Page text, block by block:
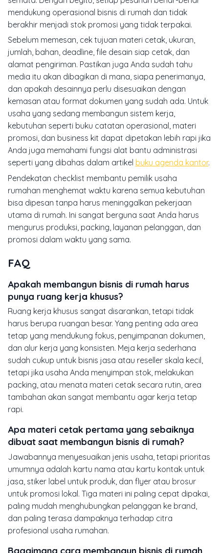
mendukung operasional bisnis di rumah dan tidak
berakhir menjadi stok promosi yang tidak terpakai.
Sebelum memesan, cek tujuan materi cetak, ukuran,
jumlah, bahan, deadline, file desain siap cetak, dan
alamat pengiriman. Pastikan juga Anda sudah tahu
media itu akan dibagikan di mana, siapa penerimanya,
dan apakah desainnya perlu disesuaikan dengan
kemasan atau format dokumen yang sudah ada. Untuk
usaha yang sedang membangun sistem kerja,
kebutuhan seperti buku catatan operasional, materi
promosi, dan business kit dapat dipetakan lebih rapi jika
Anda juga memahami fungsi alat bantu administrasi
seperti yang dibahas dalam artikel buku agenda kantor.
Pendekatan checklist membantu pemilik usaha
rumahan menghemat waktu karena semua kebutuhan
bisa dipesan tanpa harus meninggalkan pekerjaan
utama di rumah. Ini sangat berguna saat Anda harus
mengurus produksi, packing, layanan pelanggan, dan
promosi dalam waktu yang sama.
FAQ
Apakah membangun bisnis di rumah harus
punya ruang kerja khusus?
Ruang kerja khusus sangat disarankan, tetapi tidak
harus berupa ruangan besar. Yang penting ada area
tetap yang mendukung fokus, penyimpanan dokumen,
dan alur kerja yang konsisten. Meja kerja sederhana
sudah cukup untuk bisnis jasa atau reseller skala kecil,
tetapi jika usaha Anda menyimpan stok, melakukan
packing, atau menata materi cetak secara rutin, area
tambahan akan sangat membantu agar kerja tetap
rapi.
Apa materi cetak pertama yang sebaiknya
dibuat saat membangun bisnis di rumah?
Jawabannya menyesuaikan jenis usaha, tetapi prioritas
umumnya adalah kartu nama atau kartu kontak untuk
jasa, stiker label untuk produk, dan flyer atau brosur
untuk promosi lokal. Tiga materi ini paling cepat dipakai,
paling mudah menghubungkan pelanggan ke brand,
dan paling terasa dampaknya terhadap citra
profesional usaha rumahan.
Bagaimana cara membangun bisnis di rumah